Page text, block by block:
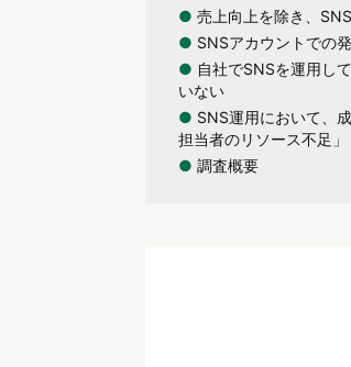
● 売上向上を除き、
● SNSアカウントでの
● 自社でSNSを運用し
いない
● SNS運用において、
担当者のリソース不足」
● 調査概要